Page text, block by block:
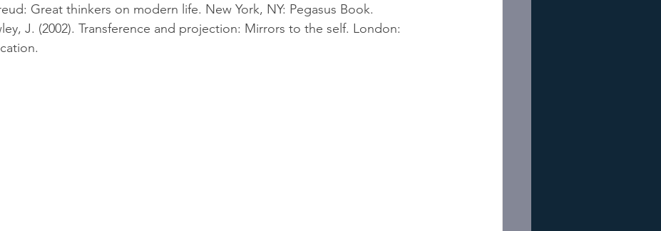
Great thinkers on modern life. New York, NY: Pegasus Book.
J. (2002). Transference and projection: Mirrors to the self. London: